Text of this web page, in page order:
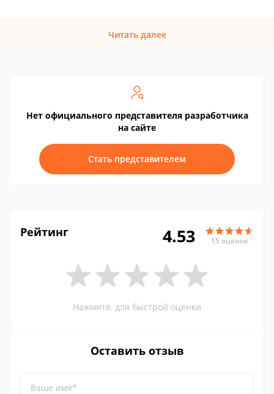
Читать далее
Нет официального представителя разработчика
на сайте
Стать представителем
Рейтинг 4.53 15 оценок
Нажмите, для быстрой оценки
Оставить отзыв
Ваше имя*